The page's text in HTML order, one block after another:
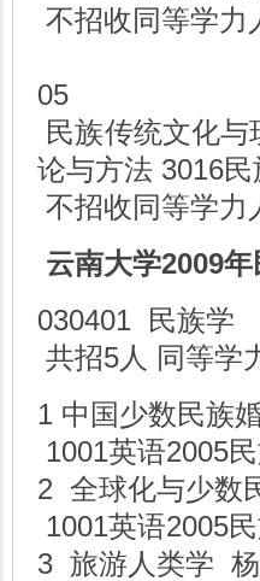
不招收同等学力
05
民族传统文化
论与方法 3016
不招收同等学力
云南大学2009
030401 民族学
共招5人 同等
1 中国少数民族
1001英语2005
2 全球化与少数
1001英语2005
3 旅游人类学